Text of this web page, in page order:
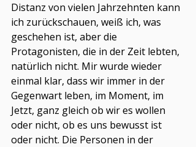
Distanz von vielen Jahrzehnten kann
ich zurückschauen, weiß ich, was
geschehen ist, aber die
Protagonisten, die in der Zeit lebten,
natürlich nicht. Mir wurde wieder
einmal klar, dass wir immer in der
Gegenwart leben, im Moment, im
Jetzt, ganz gleich ob wir es wollen
oder nicht, ob es uns bewusst ist
oder nicht. Die Personen in der